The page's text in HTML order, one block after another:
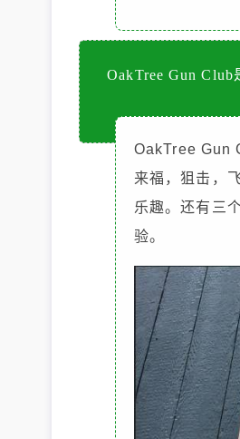
OakTree Gun Club
OakTree Gun
来福，狙击，
乐趣。还有三
验。